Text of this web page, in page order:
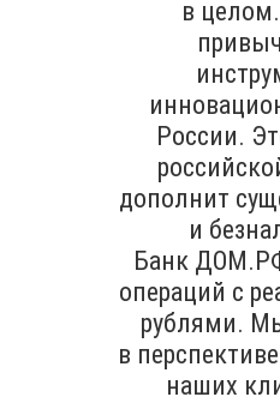
в
России.
дополнит
и
Банк ДОМ.РФ
операций с
рублями.
в
наших